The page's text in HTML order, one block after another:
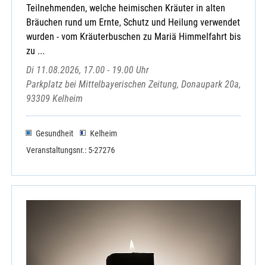
Teilnehmenden, welche heimischen Kräuter in alten
Bräuchen rund um Ernte, Schutz und Heilung verwendet
wurden - vom Kräuterbuschen zu Mariä Himmelfahrt bis
zu ...
Di 11.08.2026, 17.00 - 19.00 Uhr
Parkplatz bei Mittelbayerischen Zeitung, Donaupark 20a,
93309 Kelheim
Gesundheit
Kelheim
Veranstaltungsnr.: 5-27276